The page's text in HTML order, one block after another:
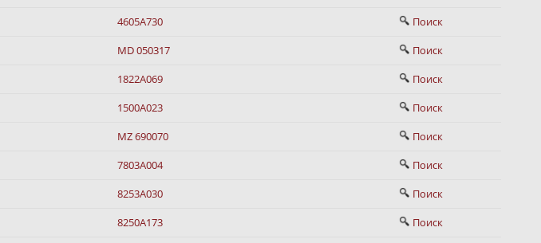
4605A730
Поиск
MD 050317
Поиск
1822A069
Поиск
1500A023
Поиск
MZ 690070
Поиск
7803A004
Поиск
8253A030
Поиск
8250A173
Поиск